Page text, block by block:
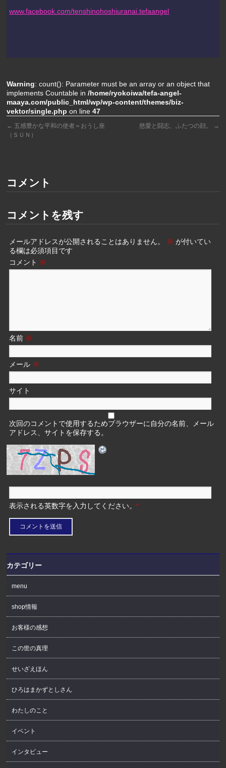
www.facebook.com/tenshinohoshiuranai.tefaangel
Warning: count(): Parameter must be an array or an object that
implements Countable in/home/ryokoiwa/tefa-angel-
maaya.com/public_html/wp/wp-content/themes/biz-
vektor/single.php on line47
← 五感豊かな平和の使者＝おうし座
（ＳＵＮ）
慈愛と闘志、ふたつの顔。 →
コメント
コメントを残す
メールアドレスが公開されることはありません。 ※ が付いてい
る欄は必須項目です
コメント ※
名前 ※
メール ※
サイト
次回のコメントで使用するためブラウザーに自分の名前、メール
アドレス、サイトを保存する。
表示される英数字を入力してください。*
カテゴリー
menu
shop情報
お客様の感想
この世の真理
せいざえほん
ひろはまかずとしさん
わたしのこと
イベント
インタビュー